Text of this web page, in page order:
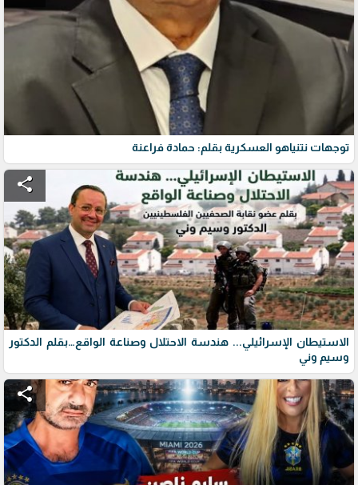
توجهات نتنياهو العسكرية بقلم: حمادة فراعنة
share
الاستيطان الإسرائيلي... هندسة الاحتلال وصناعة الواقع…بقلم الدكتور
وسيم وني
share